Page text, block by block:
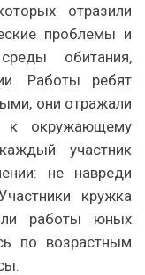
отразили
проблемы и
обитания,
Работы ребят
они отражали
к окружающему
участник
не навреди
кружка
работы юных
по возрастным